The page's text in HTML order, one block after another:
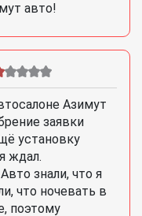
авто!
Азимут
заявки
установку
ждал.
знали, что я
что ночевать в
поэтому